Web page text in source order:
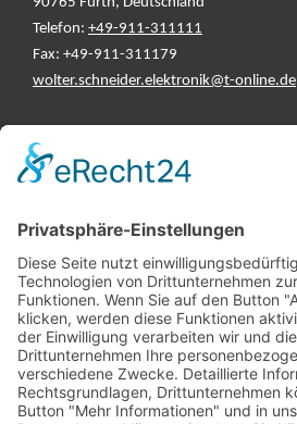
Telefon: +49-911-311111
Fax: +49-911-311179
wolter.schneider.elektronik@t-online.de
INFORMATIONEN
Hersteller
Fehlerliste
Impressum